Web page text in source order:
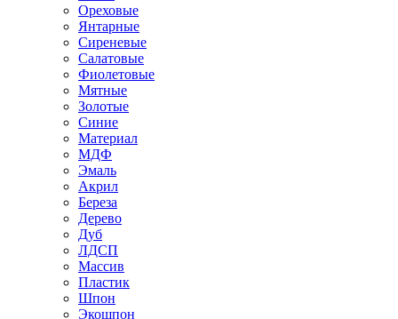
Ореховые
Янтарные
Сиреневые
Салатовые
Фиолетовые
Мятные
Золотые
Синие
Материал
МДФ
Эмаль
Акрил
Береза
Дерево
Дуб
ЛДСП
Массив
Пластик
Шпон
Экошпон